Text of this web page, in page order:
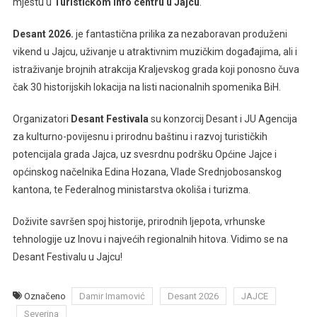
Desant 2026. je fantastična prilika za nezaboravan produženi
vikend u Jajcu, uživanje u atraktivnim muzičkim događajima, ali i
istraživanje brojnih atrakcija Kraljevskog grada koji ponosno čuva
čak 30 historijskih lokacija na listi nacionalnih spomenika BiH.
Organizatori Desant Festivala su konzorcij Desant i JU Agencija
za kulturno-povijesnu i prirodnu baštinu i razvoj turističkih
potencijala grada Jajca, uz svesrdnu podršku Općine Jajce i
općinskog načelnika Edina Hozana, Vlade Srednjobosanskog
kantona, te Federalnog ministarstva okoliša i turizma.
Doživite savršen spoj historije, prirodnih ljepota, vrhunske
tehnologije uz Inovu i najvećih regionalnih hitova. Vidimo se na
Desant Festivalu u Jajcu!
Označeno Damir Imamović Desant 2026
JAJCE
Severina